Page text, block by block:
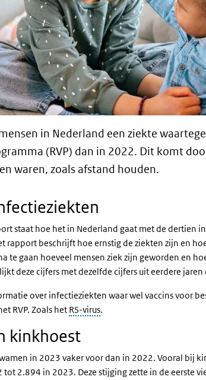
in Nederland een ziekte
(RVP) dan in 2022. Dit komt
waren, zoals afstand houden.
staat hoe het in Nederland gaat met de dertien
rapport beschrijft hoe ernstig de ziekten zijn en
te gaan hoeveel mensen ziek zijn geworden en
deze cijfers met dezelfde cijfers uit eerdere
over infectieziekten waar wel vaccins voor
RVP. Zoals het RS-virus.
kinkhoest
in 2023 vaker voor dan in 2022. Vooral bij
2.894 in 2023. Deze stijging zette in de eerste